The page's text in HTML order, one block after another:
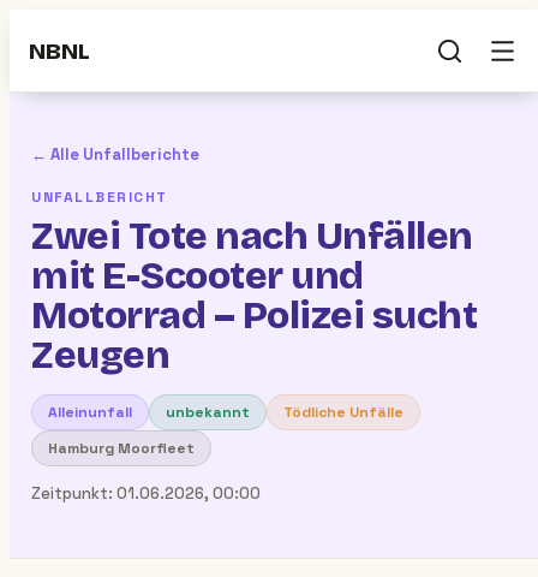
NBNL
← Alle Unfallberichte
UNFALLBERICHT
Zwei Tote nach Unfällen
mit E-Scooter und
Motorrad – Polizei sucht
Zeugen
Alleinunfall unbekannt
Tödliche Unfälle
Hamburg Moorfleet
Zeitpunkt: 01.06.2026, 00:00